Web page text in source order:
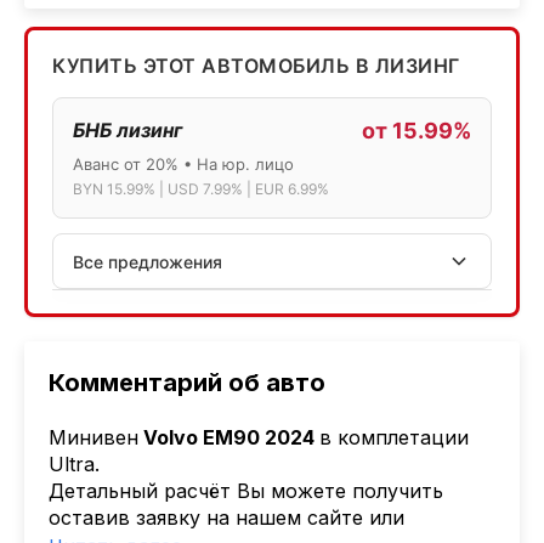
Комментарий об авто
Минивен Volvo EM90 2024 в комплетации
Ultra.
Детальный расчёт Вы можете получить
оставив заявку на нашем сайте или
КУПИТЬ ЭТОТ АВТОМОБИЛЬ В ЛИЗИНГ
БНБ лизинг от 15.99%
Аванс от 20% • На юр. лицо
BYN 15.99% | USD 7.99% | EUR 6.99%
Все предложения
АСБ лизинг
Лизинг: BYN 17% | USD 7.99% | EUR 6.99%
Также доступен кредит "Проще простого" 18.9%
Активлизиг